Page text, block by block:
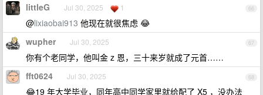
66
littleG Jul 30, 2025 1
@lixiaobai913 他现在就很焦虑 😂
67
wupher Jul 30, 2025
你有个老同学，他叫金 z 恩，三十来岁就成了元首……
68
fft0624 Jul 30, 2025
😂19 年大学毕业，同年高中同学家里就给配了 X5 ，没办法